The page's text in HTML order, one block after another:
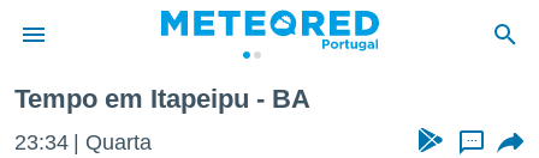
Tempo em Itapeipu - BA
23:34 Quarta ...